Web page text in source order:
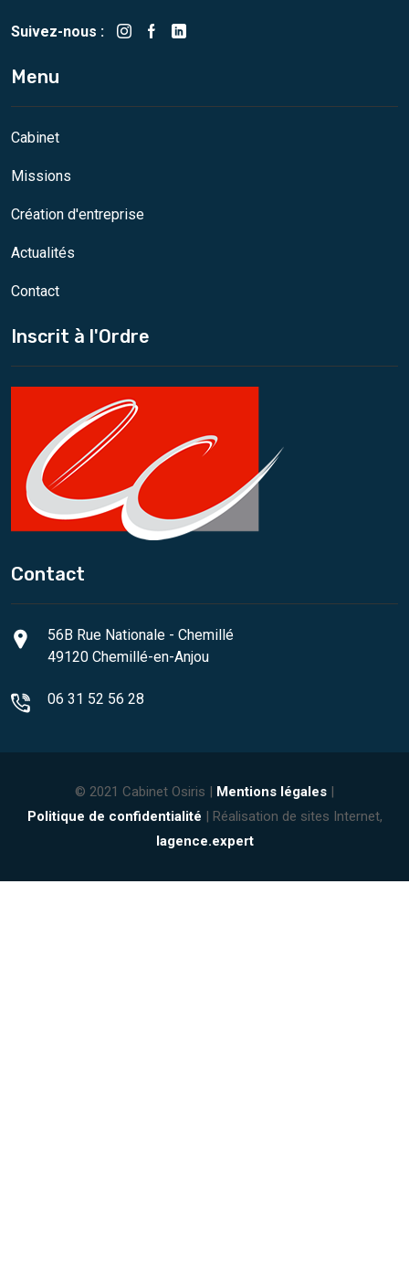
Suivez-nous :
Menu
Cabinet
Missions
Création d'entreprise
Actualités
Contact
Inscrit à l'Ordre
Contact
56B Rue Nationale - Chemillé
49120 Chemillé-en-Anjou
06 31 52 56 28
© 2021 Cabinet Osiris | Mentions légales |
Politique de confidentialité | Réalisation de sites Internet,
lagence.expert